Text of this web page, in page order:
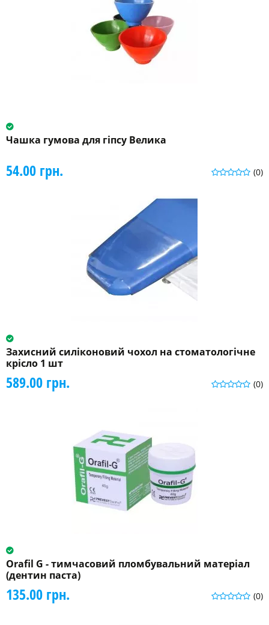
Чашка гумова для гіпсу Велика
(0)
54.00 грн.
Захисний силіконовий чохол на стоматологічне
крісло 1 шт
(0)
589.00 грн.
Orafil G - тимчасовий пломбувальний матеріал
(дентин паста)
(0)
135.00 грн.